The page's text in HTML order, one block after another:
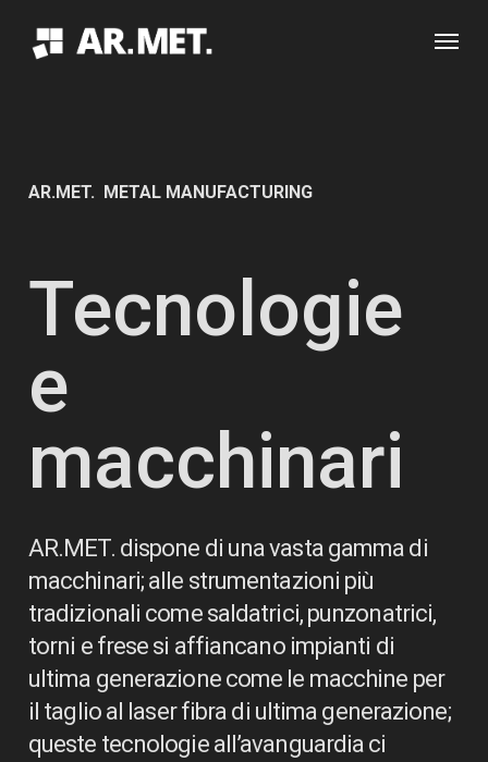
AR.MET. METAL MANUFACTURING
Tecnologie
e
macchinari
AR.MET. dispone di una vasta gamma di
macchinari; alle strumentazioni più
tradizionali come saldatrici, punzonatrici,
torni e frese si affiancano impianti di
ultima generazione come le macchine per
il taglio al laser fibra di ultima generazione;
queste tecnologie all’avanguardia ci